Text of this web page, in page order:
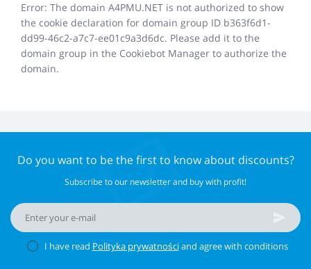
Error: The domain A4PMU.NET is not authorized to show
the cookie declaration for domain group ID b363f6d1-
dd99-46c2-a7c7-ee01c9a3d6dc. Please add it to the
domain group in the Cookiebot Manager to authorize the
domain.
Do you want to be the first to know about discounts?
Subscribe to our newsletter and buy with profit!
I have read Polityka prywatnościand agree with conditions